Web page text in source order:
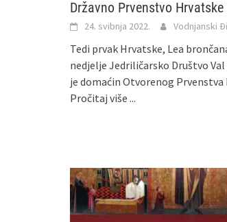
Državno Prvenstvo
24. svibnja 2022. Vodnjanski
Tedi prvak Hrvatske, Lea
nedjelje Jedriličarsko Društvo
je domaćin Otvorenog Prvenstva
Pročitaj više ...